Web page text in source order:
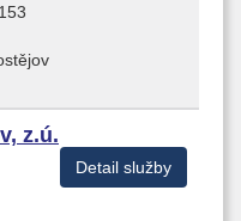
z.ú.
Detail služby